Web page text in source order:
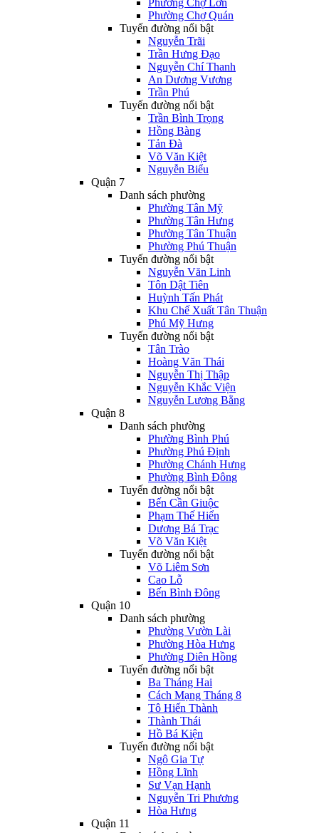
Phường Chợ Lớn
Phường Chợ Quán
Tuyến đường nổi bật
Nguyễn Trãi
Trần Hưng Đạo
Nguyễn Chí Thanh
An Dương Vương
Trần Phú
Tuyến đường nổi bật
Trần Bình Trọng
Hồng Bàng
Tản Đà
Võ Văn Kiệt
Nguyễn Biểu
Quận 7
Danh sách phường
Phường Tân Mỹ
Phường Tân Hưng
Phường Tân Thuận
Phường Phú Thuận
Tuyến đường nổi bật
Nguyễn Văn Linh
Tôn Dật Tiên
Huỳnh Tấn Phát
Khu Chế Xuất Tân Thuận
Phú Mỹ Hưng
Tuyến đường nổi bật
Tân Trào
Hoàng Văn Thái
Nguyễn Thị Thập
Nguyễn Khắc Viện
Nguyễn Lương Bằng
Quận 8
Danh sách phường
Phường Bình Phú
Phường Phú Định
Phường Chánh Hưng
Phường Bình Đông
Tuyến đường nổi bật
Bến Cần Giuộc
Phạm Thế Hiển
Dương Bá Trạc
Võ Văn Kiệt
Tuyến đường nổi bật
Võ Liêm Sơn
Cao Lỗ
Bến Bình Đông
Quận 10
Danh sách phường
Phường Vườn Lài
Phường Hòa Hưng
Phường Diên Hồng
Tuyến đường nổi bật
Ba Tháng Hai
Cách Mạng Tháng 8
Tô Hiến Thành
Thành Thái
Hồ Bá Kiện
Tuyến đường nổi bật
Ngô Gia Tự
Hồng Lĩnh
Sư Vạn Hạnh
Nguyễn Tri Phương
Hòa Hưng
Quận 11